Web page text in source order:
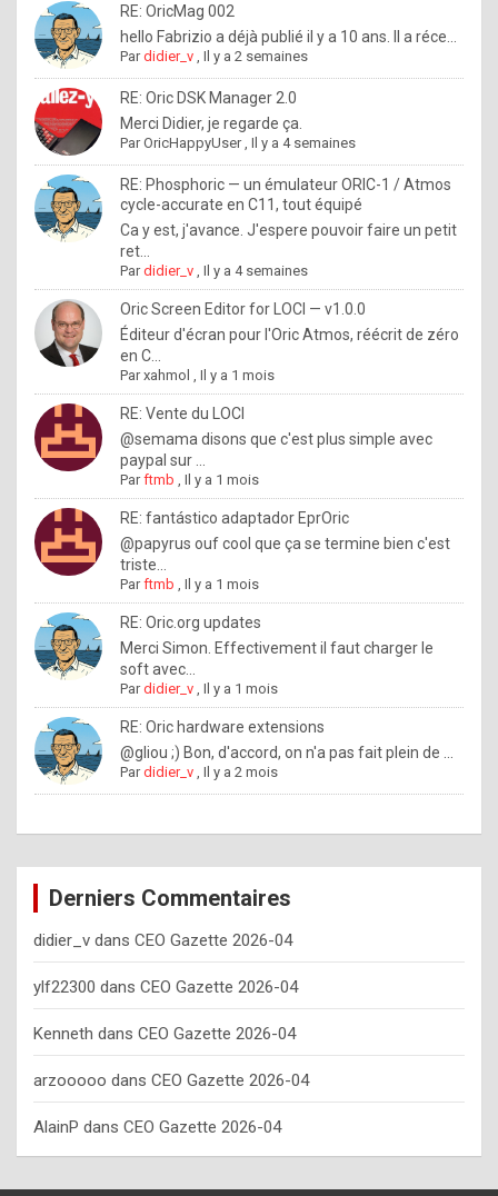
o
l
e
x
.
I
f
y
o
u
w
a
n
t
o
n
o
w
h
o
w
o
e
y
o
u
s
h
o
RE: OricMag 002
hello Fabrizio a déjà publié il y a 10 ans. Il a réce...
Pardidier_v ,Il y a 2 semaines
RE: Oric DSK Manager 2.0
Merci Didier, je regarde ça.
ParOricHappyUser,Il y a 4 semaines
RE: Phosphoric — un émulateur ORIC-1 / Atmos
cycle-accurate en C11, tout équipé
Ca y est, j'avance. J'espere pouvoir faire un petit
ret...
Pardidier_v ,Il y a 4 semaines
Oric Screen Editor for LOCI — v1.0.0
Éditeur d'écran pour l'Oric Atmos, réécrit de zéro
en C...
Parxahmol ,Il y a 1 mois
RE: Vente du LOCI
@semama disons que c'est plus simple avec
paypal sur ...
Parftmb ,Il y a 1 mois
RE: fantástico adaptador EprOric
@papyrus ouf cool que ça se termine bien c'est
triste...
Parftmb ,Il y a 1 mois
RE: Oric.org updates
Merci Simon. Effectivement il faut charger le
soft avec...
Pardidier_v ,Il y a 1 mois
RE: Oric hardware extensions
@gliou ;) Bon, d'accord, on n'a pas fait plein de ...
Pardidier_v ,Il y a 2 mois
Derniers Commentaires
didier_v dans CEO Gazette 2026-04
ylf22300 dans CEO Gazette 2026-04
Kenneth dans CEO Gazette 2026-04
arzooooo dans CEO Gazette 2026-04
AlainP dans CEO Gazette 2026-04